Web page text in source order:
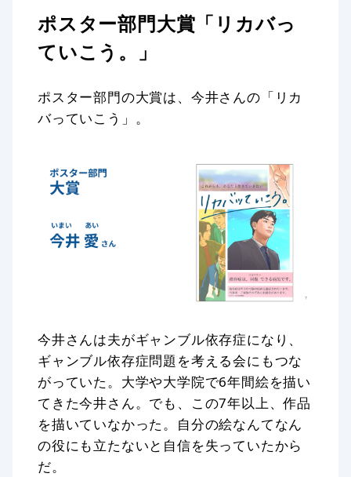
ポスター部門大賞「リカバっ
ていこう。」
ポスター部門の大賞は、今井さんの「リカ
バっていこう」。
今井さんは夫がギャンブル依存症になり、
ギャンブル依存症問題を考える会にもつな
がっていた。大学や大学院で6年間絵を描い
てきた今井さん。でも、この7年以上、作品
を描いていなかった。自分の絵なんてなん
の役にも立たないと自信を失っていたから
だ。